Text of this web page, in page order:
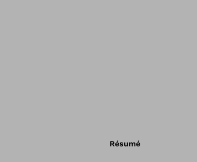
Résumé